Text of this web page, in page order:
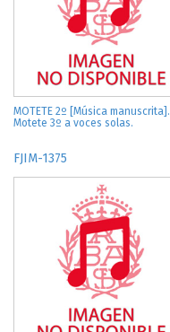
MOTETE 2º [Música manuscrita].
Motete 3º a voces solas.
FJIM-1375